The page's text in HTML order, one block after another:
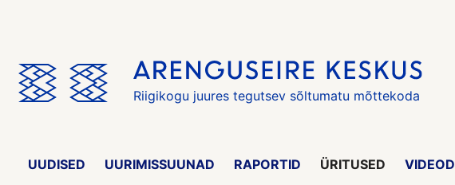
Riigikogu juures tegutsev sõltumatu mõttekoda
UUDISED UURIMISSUUNAD RAPORTID ÜRITUSED VIDEOD